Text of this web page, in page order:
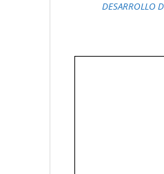
DESARROLLO